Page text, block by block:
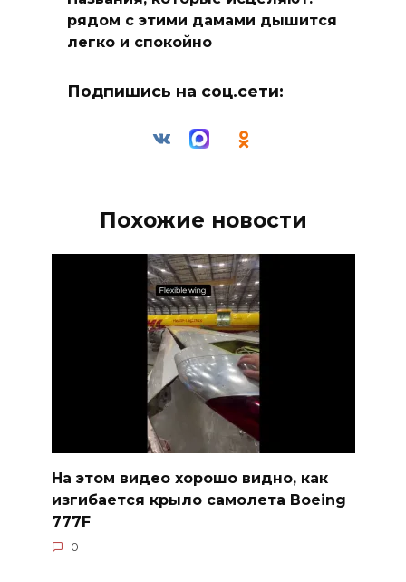
рядом с этими дамами дышится
легко и спокойно
Подпишись на соц.сети:
Похожие новости
На этом видео хорошо видно, как
изгибается крыло самолета Boeing
777F
0